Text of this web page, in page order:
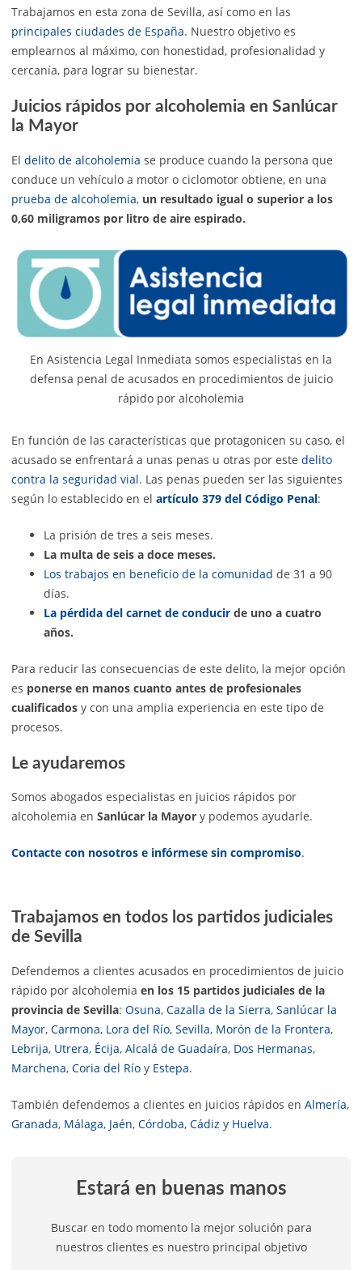
Trabajamos en esta zona de Sevilla, así como en las
principales ciudades de España. Nuestro objetivo es
emplearnos al máximo, con honestidad, profesionalidad y
cercanía, para lograr su bienestar.
Juicios rápidos por alcoholemia en Sanlúcar
la Mayor
El delito de alcoholemia se produce cuando la persona que
conduce un vehículo a motor o ciclomotor obtiene, en una
prueba de alcoholemia, un resultado igual o superior a los
0,60 miligramos por litro de aire espirado.
En Asistencia Legal Inmediata somos especialistas en la
defensa penal de acusados en procedimientos de juicio
rápido por alcoholemia
En función de las características que protagonicen su caso, el
acusado se enfrentará a unas penas u otras por este delito
contra la seguridad vial. Las penas pueden ser las siguientes
según lo establecido en el artículo 379 del Código Penal:
La prisión de tres a seis meses.
La multa de seis a doce meses.
Los trabajos en beneficio de la comunidad de 31 a 90
días.
La pérdida del carnet de conducir de uno a cuatro
años.
Para reducir las consecuencias de este delito, la mejor opción
es ponerse en manos cuanto antes de profesionales
cualificados y con una amplia experiencia en este tipo de
procesos.
Le ayudaremos
Somos abogados especialistas en juicios rápidos por
alcoholemia en Sanlúcar la Mayor y podemos ayudarle.
Contacte con nosotros e infórmese sin compromiso.
Trabajamos en todos los partidos judiciales
de Sevilla
Defendemos a clientes acusados en procedimientos de juicio
rápido por alcoholemia en los 15 partidos judiciales de la
provincia de Sevilla: Osuna, Cazalla de la Sierra, Sanlúcar la
Mayor, Carmona, Lora del Río, Sevilla, Morón de la Frontera,
Lebrija, Utrera, Écija, Alcalá de Guadaíra, Dos Hermanas,
Marchena, Coria del Río y Estepa.
También defendemos a clientes en juicios rápidos en Almería,
Granada, Málaga, Jaén, Córdoba, Cádiz y Huelva.
Estará en buenas manos
Buscar en todo momento la mejor solución para
nuestros clientes es nuestro principal objetivo